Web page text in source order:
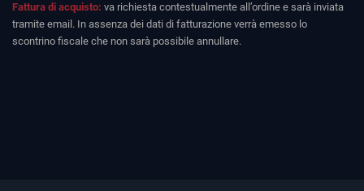
Fattura di acquisto: va richiesta contestualmente all’ordine e sarà inviata
tramite email. In assenza dei dati di fatturazione verrà emesso lo
scontrino fiscale che non sarà possibile annullare.